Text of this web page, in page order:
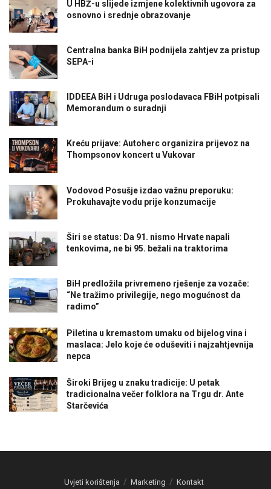
U HBŽ-u slijede izmjene kolektivnih ugovora za
osnovno i srednje obrazovanje
Centralna banka BiH podnijela zahtjev za pristup
SEPA-i
IDDEEA BiH i Udruga poslodavaca FBiH potpisali
Memorandum o suradnji
Kreću prijave: Autoherc organizira prijevoz na
Thompsonov koncert u Vukovar
Vodovod Posušje izdao važnu preporuku:
Prokuhavajte vodu prije konzumacije
Širi se status: Da 91. nismo Hrvate napali
tenkovima, ne bi 95. bežali na traktorima
BiH predložila privremeno rješenje za vozače:
“Ne tražimo privilegije, nego mogućnost da
radimo”
Piletina u kremastom umaku od bijelog vina i
maslaca: Jelo koje će oduševiti i najzahtjevnija
nepca
Široki Brijeg u znaku tradicije: U petak
tradicionalna večer folklora na Trgu dr. Ante
Starčevića
Uvjeti korištenja Marketing Kontakt